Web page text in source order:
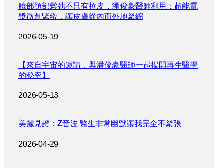
臉部頸部鬆弛不只有拉皮，潘俊豪醫師利用：超能電
漿微創緊緻，讓皮膚從內而外地緊縮
2026-05-19
【來自宇宙的邀請，與潘俊豪醫師一起揭開再生醫學
的秘密】
2026-05-13
美麗見證：Z音波 醫生非常幽默讓我完全不緊張
2026-04-29